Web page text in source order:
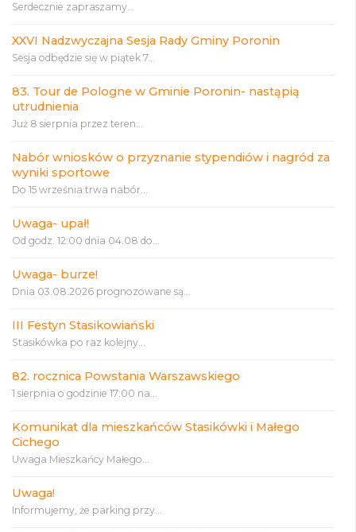
Serdecznie zapraszamy...
XXVI Nadzwyczajna Sesja Rady Gminy Poronin
Sesja odbędzie się w piątek 7...
83. Tour de Pologne w Gminie Poronin- nastąpią
utrudnienia
Już 8 sierpnia przez teren...
Nabór wniosków o przyznanie stypendiów i nagród za
wyniki sportowe
Do 15 września trwa nabór...
Uwaga- upał!
Od godz. 12:00 dnia 04.08 do...
Uwaga- burze!
Dnia 03.08.2026 prognozowane są...
III Festyn Stasikowiański
Stasikówka po raz kolejny...
82. rocznica Powstania Warszawskiego
1 sierpnia o godzinie 17:00 na...
Komunikat dla mieszkańców Stasikówki i Małego
Cichego
Uwaga Mieszkańcy Małego...
Uwaga!
Informujemy, że parking przy...